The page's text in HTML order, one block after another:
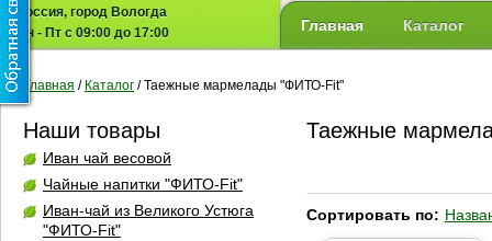
Россия, город Вологда
Пн - Пт с 09:00 до 17:00
Главная Каталог
Главная / Каталог / Таежные мармелады "ФИТО-Fit"
Наши товары
Иван чай весовой
Чайные напитки "ФИТО-Fit"
Иван-чай из Великого Устюга
"ФИТО-Fit"
Таежные
Сортировать по: